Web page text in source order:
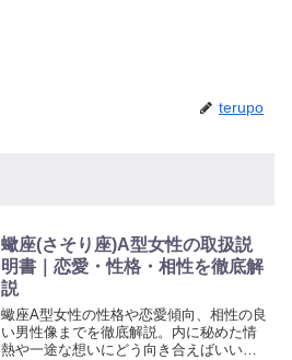
terupo
蠍座(さそり座)A型女性の取扱説
明書｜恋愛・性格・相性を徹底解
説
蠍座A型女性の性格や恋愛傾向、相性の良
い男性像までを徹底解説。内に秘めた情
熱や一途な想いにどう向き合えばいいの